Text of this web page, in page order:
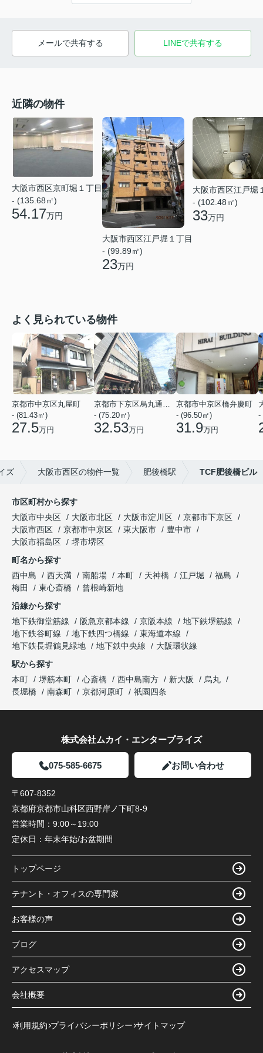
メールで共有する LINEで共有する
近隣の物件
大阪市西区京町堀１丁目
- (135.68㎡)
54.17万円
大阪市西区江戸堀１丁目
- (99.89㎡)
23万円
大阪市西区江戸堀
- (102.48㎡)
33万円
よく見られている物件
京都市中京区丸屋町
- (81.43㎡)
27.5万円
京都市下京区烏丸通五条上る五条烏丸町
- (75.20㎡)
32.53万円
京都市中京区橋弁慶町
- (96.50㎡)
31.9万円
-
ズ 大阪市西区の物件一覧 肥後橋駅 TCF肥後橋ビル
市区町村から探す
大阪市中央区
大阪市北区 大阪市淀川区
京都市下京区
大阪市西区
京都市中京区 東大阪市
豊中市
大阪市福島区
堺市堺区
町名から探す
西中島
西天満 南船場 本町 天神橋 江戸堀
福島
梅田
東心斎橋
曾根崎新地
沿線から探す
地下鉄御堂筋線
阪急京都本線 京阪本線
地下鉄堺筋線
地下鉄谷町線
地下鉄四つ橋線
東海道本線
地下鉄長堀鶴見緑地
地下鉄中央線
大阪環状線
駅から探す
本町
堺筋本町 心斎橋 西中島南方 新大阪
烏丸
長堀橋
南森町 京都河原町 祇園四条
株式会社ムカイ・エンタープライズ
075-585-6675 お問い合わせ
〒607-8352
京都府京都市山科区西野岸ノ下町8-9
営業時間： 9:00～19:00
定休日： 年末年始/お盆期間
トップページ
テナント・オフィスの専門家
お客様の声
ブログ
アクセスマップ
会社概要
利用規約 プライバシーポリシー サイトマップ